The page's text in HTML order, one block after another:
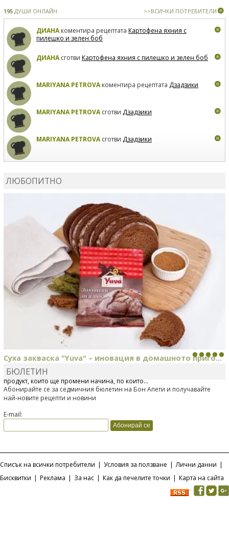
195 ДУШИ ОНЛАЙН >>ВСИЧКИ ПОТРЕБИТЕЛИ
ДИАНАкоментира рецептата Картофена яхния с
пилешко и зелен боб
ДИАНАсготви Картофена яхния с пилешко и зелен боб
MARIYANA PETROVAкоментира рецептата Дзадзики
MARIYANA PETROVAсготви Дзадзики
MARIYANA PETROVAсготви Дзадзики
ЛЮБОПИТНО
Суха закваска "Yuva" – иновация в домашното приго...
Отскоро Лесафр България стартира предлагането на изцяло нов
продукт, който ще промени начина, по който...
БЮЛЕТИН
Абонирайте се за седмичния бюлетин на Бон Апети и получавайте
най-новите рецепти и новини
E-mail:
Списък на всички потребители | Условия за ползване | Лични данни |
Бисквитки | Реклама | За нас | Как да печелите точки | Карта на сайта